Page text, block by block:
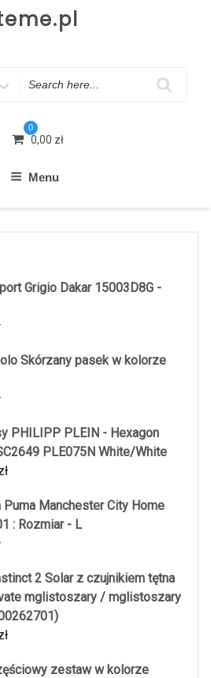
0
0,00 zł
Menu
Grigio Dakar 15003D8G -
Skórzany pasek w kolorze
PHILIPP PLEIN - Hexagon
PLE075N White/White
Puma Manchester City Home
: Rozmiar - L
2 Solar z czujnikiem tętna
mglistoszary / mglistoszary
zestaw w kolorze